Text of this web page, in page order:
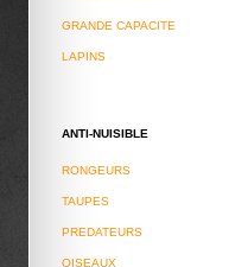
GRANDE CAPACITE
LAPINS
ANTI-NUISIBLE
RONGEURS
TAUPES
PREDATEURS
OISEAUX